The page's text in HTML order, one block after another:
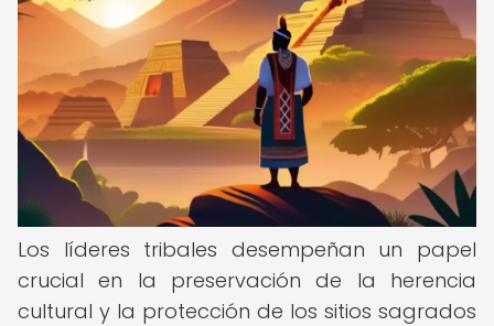
Los líderes tribales desempeñan un papel
crucial en la preservación de la herencia
cultural y la protección de los sitios sagrados